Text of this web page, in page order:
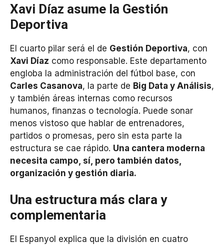
Xavi Díaz asume la Gestión
Deportiva
El cuarto pilar será el de Gestión Deportiva, con
Xavi Díaz como responsable. Este departamento
engloba la administración del fútbol base, con
Carles Casanova, la parte de Big Data y Análisis,
y también áreas internas como recursos
humanos, finanzas o tecnología. Puede sonar
menos vistoso que hablar de entrenadores,
partidos o promesas, pero sin esta parte la
estructura se cae rápido. Una cantera moderna
necesita campo, sí, pero también datos,
organización y gestión diaria.
Una estructura más clara y
complementaria
El Espanyol explica que la división en cuatro